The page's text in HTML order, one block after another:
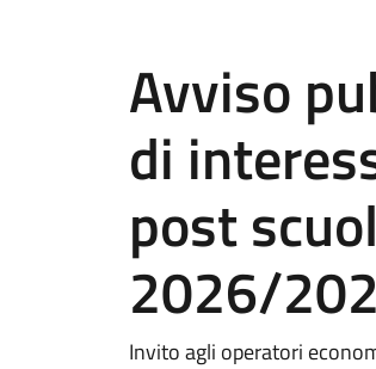
Avviso
di
post
2026/
Invito agli operatori